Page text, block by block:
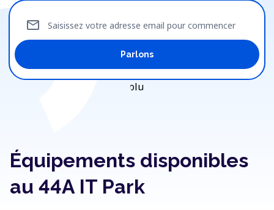
Saisissez votre adresse email pour commencer
mail
Parlons
Équipements disponibles
au 44A IT Park